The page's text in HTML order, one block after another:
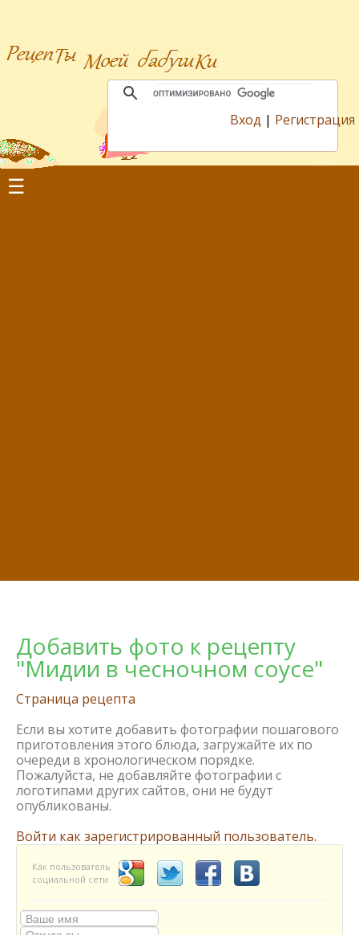
Вход | Регистрация
☰
Добавить фото к рецепту
"Мидии в чесночном соусе"
Страница рецепта
Если вы хотите добавить фотографии пошагового
приготовления этого блюда, загружайте их по
очереди в хронологическом порядке.
Пожалуйста, не добавляйте фотографии с
логотипами других сайтов, они не будут
опубликованы.
Войти как зарегистрированный пользователь.
Как пользователь
социальной сети